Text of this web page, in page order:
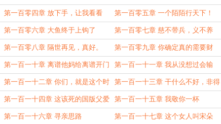
阅！） 我当回模特？（求订阅）
第一百零四章 放下手，让我看看
（求订阅）
第一百零五章 一个陌陌行天下！
（求订阅！）
第一百零六章 大鱼终于上钩了 第一百零七章 慈不带兵，义不养
财！
第一百零八章 隔世再见，真好。 第一百零九章 你确定真的需要财
务？
第一百一十章 离谱他妈给离谱开门 第一百一十一章 我从没想过会输
（求追读）
第一百一十二章 你们，就是这个时
代的名字！
第一百一十三章 干什么不好，非得
干传销？
第一百一十四章 这该死的国版父爱 第一百一十五章 我敬你一杯
第一百一十六章 寻亲思路 第一百一十七章 这个女人叫宋朵